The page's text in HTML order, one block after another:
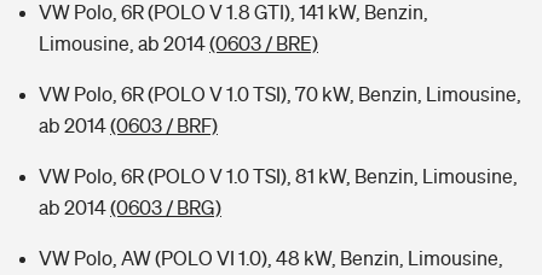
VW Polo, 6R (POLO V 1.8 GTI), 141 kW, Benzin,
Limousine, ab 2014(0603 / BRE)
VW Polo, 6R (POLO V 1.0 TSI), 70 kW, Benzin, Limousine,
ab 2014(0603 / BRF)
VW Polo, 6R (POLO V 1.0 TSI), 81 kW, Benzin, Limousine,
ab 2014(0603 / BRG)
VW Polo, AW (POLO VI 1.0), 48 kW, Benzin, Limousine,